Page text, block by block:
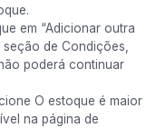
em “Adicionar outra
de Condições,
poderá continuar
O estoque é maior
na página de